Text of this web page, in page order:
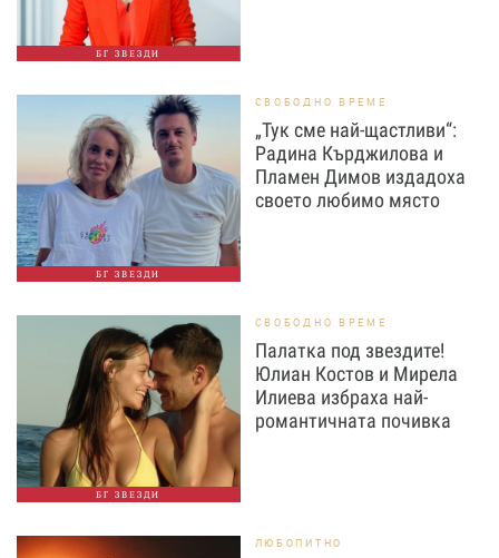
БГ ЗВЕЗДИ
БГ ЗВЕЗДИ
СВОБОДНО ВРЕМЕ
„Тук сме най-щастливи“:
Радина Кърджилова и
Пламен Димов издадоха
своето любимо място
БГ ЗВЕЗДИ
СВОБОДНО ВРЕМЕ
Палатка под звездите!
Юлиан Костов и Мирела
Илиева избраха най-
романтичната почивка
ЛЮБОПИТНО